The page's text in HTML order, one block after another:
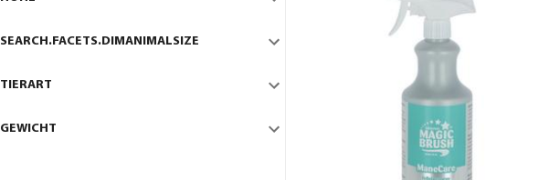
SEARCH.FACETS.DIMANIMALSIZE
TIERART
GEWICHT